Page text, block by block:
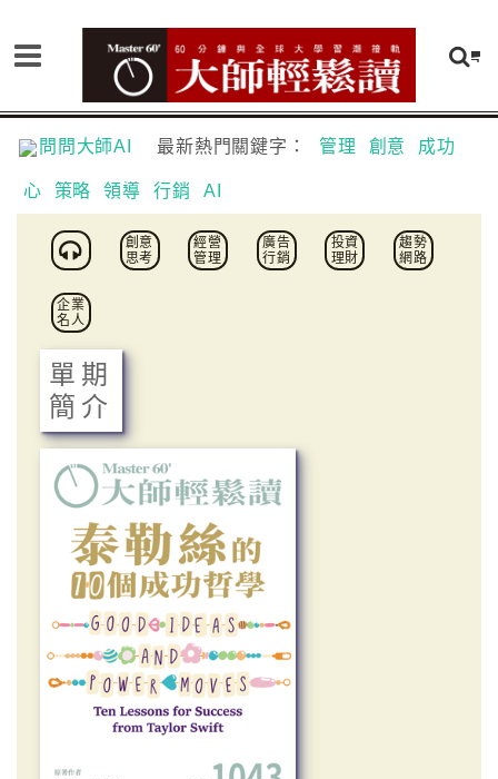
問問大師AI 最新熱門關鍵字： 管理 創意 成功
心 策略 領導 行銷 AI
創意
思考
經營
管理
廣告
行銷
投資
理財
趨勢
網路
企業
名人
單期
簡介